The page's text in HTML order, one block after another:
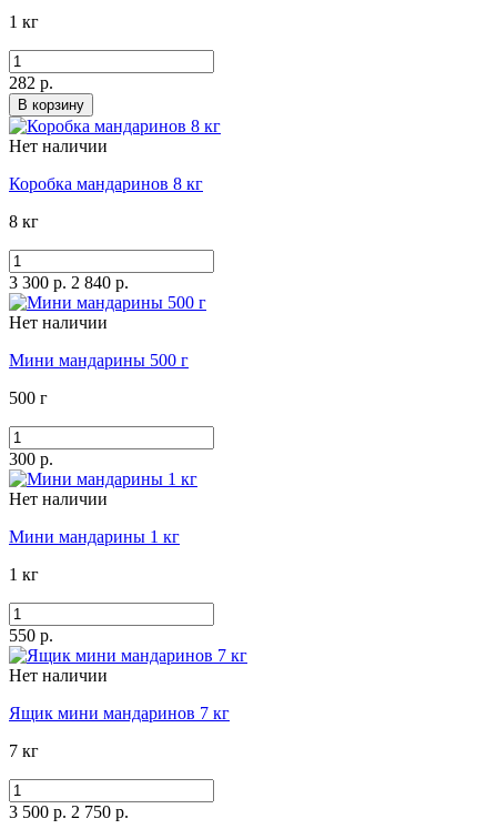
1 кг
282 р.
В корзину
Нет наличии
Коробка мандаринов 8 кг
8 кг
3 300 р. 2 840 р.
Нет наличии
Мини мандарины 500 г
500 г
300 р.
Нет наличии
Мини мандарины 1 кг
1 кг
550 р.
Нет наличии
Ящик мини мандаринов 7 кг
7 кг
3 500 р. 2 750 р.